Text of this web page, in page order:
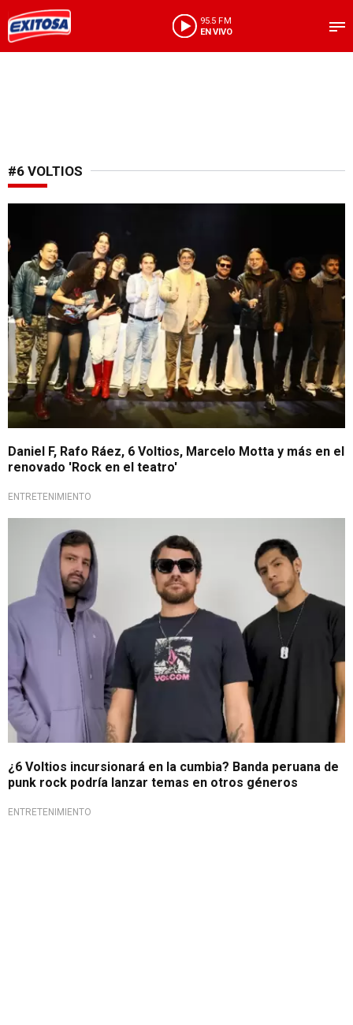
95.5 FM
EN VIVO
#6 VOLTIOS
Daniel F, Rafo Ráez, 6 Voltios, Marcelo Motta y más en el
renovado 'Rock en el teatro'
ENTRETENIMIENTO
Entrevista en Exitosa
¿6 Voltios incursionará en la cumbia? Banda peruana de
punk rock podría lanzar temas en otros géneros
ENTRETENIMIENTO